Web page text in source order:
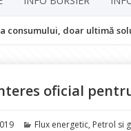
doar ultimă soluție și
oficial
Categorii
Flux energetic, Petrol si